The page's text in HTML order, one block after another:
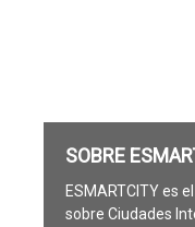
SOBRE
ESMARTCITY es
sobre Ciudades